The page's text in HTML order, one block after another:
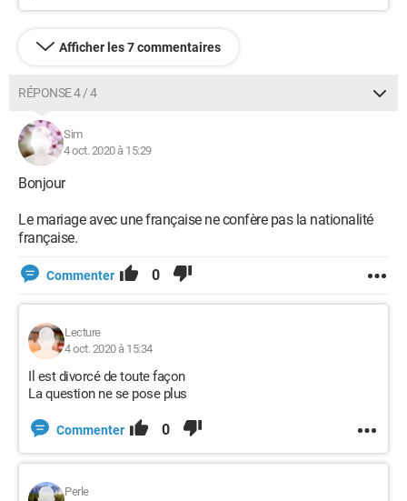
Afficher les 7 commentaires
RÉPONSE 4 / 4
Sim
4 oct. 2020 à 15:29
Bonjour
Le mariage avec une française ne confère pas la nationalité
française.
Commenter 0
Lecture
4 oct. 2020 à 15:34
Il est divorcé de toute façon
La question ne se pose plus
Commenter 0
Perle